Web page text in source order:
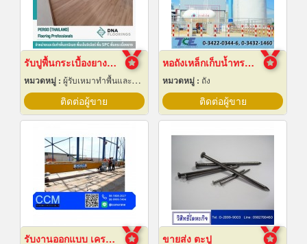
รับปูพื้นกระเบื้องยางลายไม้
หมวดหมู่ : ผู้รับเหมาทำพื้นและทางเดิน
ติดต่อผู้ขาย
หอถังเหล็กเก็บน้ำทรงแชมเปญ
หมวดหมู่ : ถัง
ติดต่อผู้ขาย
รับงานออกแบบ เครนโรงงาน ขายส่ง ตะปู